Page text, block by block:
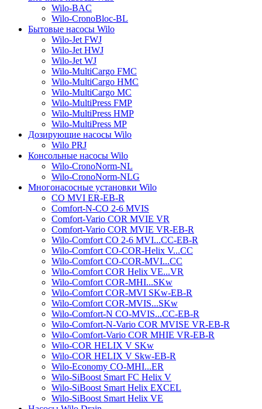
Wilo-BAC
Wilo-CronoBloc-BL
Бытовые насосы Wilo
Wilo-Jet FWJ
Wilo-Jet HWJ
Wilo-Jet WJ
Wilo-MultiCargo FMC
Wilo-MultiCargo HMC
Wilo-MultiCargo MC
Wilo-MultiPress FMP
Wilo-MultiPress HMP
Wilo-MultiPress MP
Дозирующие насосы Wilo
Wilo PRJ
Консольные насосы Wilo
Wilo-CronoNorm-NL
Wilo-CronoNorm-NLG
Многонасосные установки Wilo
CO MVI ER-EB-R
Comfort-N-CO 2-6 MVIS
Comfort-Vario COR MVIE VR
Comfort-Vario COR MVIE VR-EB-R
Wilo-Comfort CO 2-6 MVI...CC-EB-R
Wilo-Comfort CO-COR-Helix V...CC
Wilo-Comfort CO-COR-MVI...CC
Wilo-Comfort COR Helix VE...VR
Wilo-Comfort COR-MHI...SKw
Wilo-Comfort COR-MVI SKw-EB-R
Wilo-Comfort COR-MVIS...SKw
Wilo-Comfort-N CO-MVIS...CC-EB-R
Wilo-Comfort-N-Vario COR MVISE VR-EB-R
Wilo-Comfort-Vario COR MHIE VR-EB-R
Wilo-COR HELIX V SKw
Wilo-COR HELIX V Skw-EB-R
Wilo-Economy CO-MHI...ER
Wilo-SiBoost Smart FC Helix V
Wilo-SiBoost Smart Helix EXCEL
Wilo-SiBoost Smart Helix VE